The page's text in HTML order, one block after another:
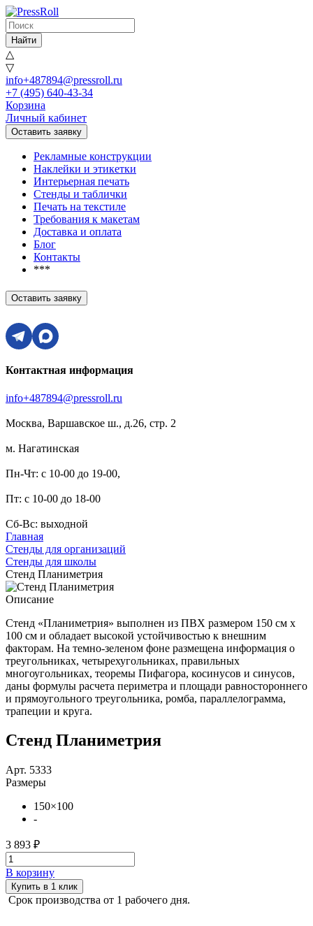
Найти
△
▽
info+487894@pressroll.ru
+7 (495) 640-43-34
Корзина
Личный кабинет
Оставить заявку
Рекламные конструкции
Наклейки и этикетки
Интерьерная печать
Стенды и таблички
Печать на текстиле
Требования к макетам
Доставка и оплата
Блог
Контакты
***
Оставить заявку
Контактная информация
info+487894@pressroll.ru
Москва, Варшавское ш., д.26, стр. 2
м. Нагатинская
Пн-Чт: с 10-00 до 19-00,
Пт: с 10-00 до 18-00
Сб-Вс: выходной
Главная
Стенды для организаций
Стенды для школы
Стенд Планиметрия
Описание
Стенд «Планиметрия» выполнен из ПВХ размером 150 см х
100 см и обладает высокой устойчивостью к внешним
факторам. На темно-зеленом фоне размещена информация о
треугольниках, четырехугольниках, правильных
многоугольниках, теоремы Пифагора, косинусов и синусов,
даны формулы расчета периметра и площади равностороннего
и прямоугольного треугольника, ромба, параллелограмма,
трапеции и круга.
Стенд Планиметрия
Арт. 5333
Размеры
150×100
-
3 893 ₽
В корзину
Купить в 1 клик
Срок производства от 1 рабочего дня.